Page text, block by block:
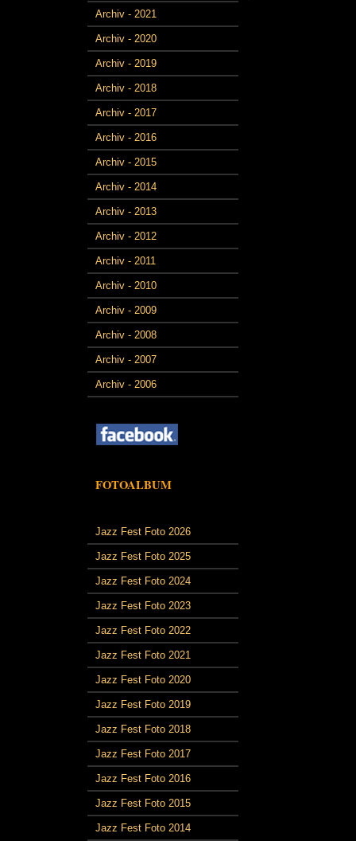
Archiv - 2021
Archiv - 2020
Archiv - 2019
Archiv - 2018
Archiv - 2017
Archiv - 2016
Archiv - 2015
Archiv - 2014
Archiv - 2013
Archiv - 2012
Archiv - 2011
Archiv - 2010
Archiv - 2009
Archiv - 2008
Archiv - 2007
Archiv - 2006
FOTOALBUM
Jazz Fest Foto 2026
Jazz Fest Foto 2025
Jazz Fest Foto 2024
Jazz Fest Foto 2023
Jazz Fest Foto 2022
Jazz Fest Foto 2021
Jazz Fest Foto 2020
Jazz Fest Foto 2019
Jazz Fest Foto 2018
Jazz Fest Foto 2017
Jazz Fest Foto 2016
Jazz Fest Foto 2015
Jazz Fest Foto 2014